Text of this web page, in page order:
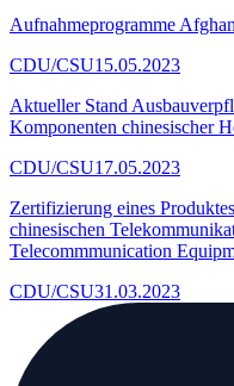
Aufnahmeprogramme
CDU/CSU15.05.2023
Aktueller Stand
Komponenten chinesischer
CDU/CSU17.05.2023
Zertifizierung eines
chinesischen
Telecommmunication
CDU/CSU31.03.2023